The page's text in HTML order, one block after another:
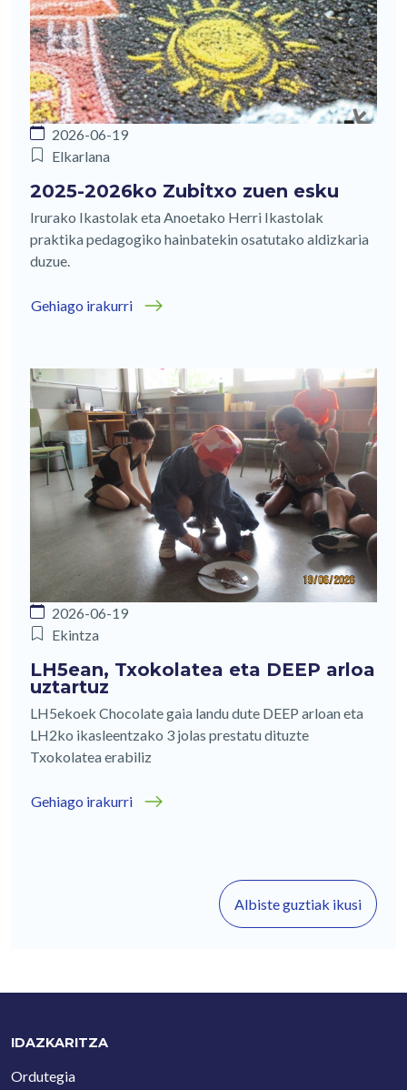
2026-06-19
Elkarlana
2025-2026ko Zubitxo zuen esku
Irurako Ikastolak eta Anoetako Herri Ikastolak
praktika pedagogiko hainbatekin osatutako aldizkaria
duzue.
Gehiago irakurri
2026-06-19
Ekintza
LH5ean, Txokolatea eta DEEP arloa
uztartuz
LH5ekoek Chocolate gaia landu dute DEEP arloan eta
LH2ko ikasleentzako 3 jolas prestatu dituzte
Txokolatea erabiliz
Gehiago irakurri
Albiste guztiak ikusi
IDAZKARITZA
Ordutegia